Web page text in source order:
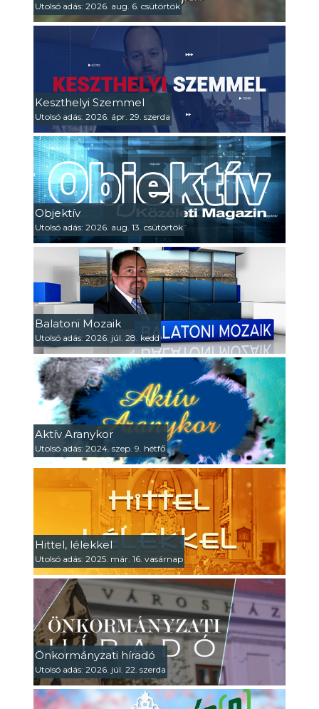
Utolsó adás: 2026. aug. 6. csütörtök
Keszthelyi Szemmel
Utolsó adás: 2026. ápr. 29. szerda
Objektív
Utolsó adás: 2026. aug. 13. csütörtök
Balatoni Mozaik
Utolsó adás: 2026. júl. 28. kedd
Aktív Aranykor
Utolsó adás: 2024. szep. 9. hétfő
Hittel, lélekkel
Utolsó adás: 2025. már. 16. vasárnap
Önkormányzati híradó
Utolsó adás: 2026. júl. 22. szerda